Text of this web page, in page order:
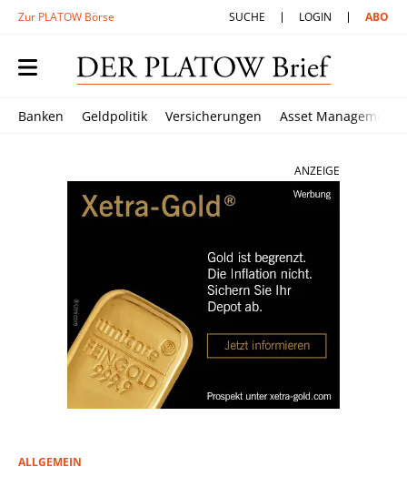
Zur PLATOW Börse SUCHE LOGIN ABO
Banken Geldpolitik Versicherungen Asset Management
ANZEIGE
ALLGEMEIN